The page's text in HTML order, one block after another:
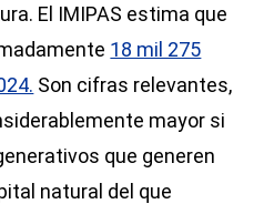
El IMIPAS estima que
18 mil 275
Son cifras relevantes,
mayor si
que generen
natural del que